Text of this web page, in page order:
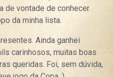
de vontade de conhecer
da minha lista.
Ainda ganhei
carinhosos, muitas boas
queridas. Foi, sem dúvida,